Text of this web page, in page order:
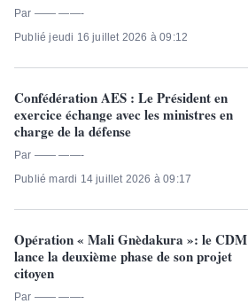
Par —— ——-
Publié jeudi 16 juillet 2026 à 09:12
Confédération AES : Le Président en
exercice échange avec les ministres en
charge de la défense
Par —— ——-
Publié mardi 14 juillet 2026 à 09:17
Opération « Mali Gnèdakura »: le CDM
lance la deuxième phase de son projet
citoyen
Par —— ——-